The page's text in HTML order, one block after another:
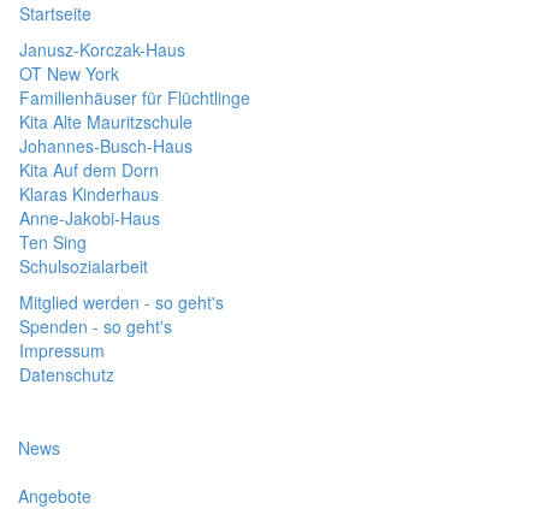
Startseite
Janusz-Korczak-Haus
OT New York
Familienhäuser für Flüchtlinge
Kita Alte Mauritzschule
Johannes-Busch-Haus
Kita Auf dem Dorn
Klaras Kinderhaus
Anne-Jakobi-Haus
Ten Sing
Schulsozialarbeit
Mitglied werden - so geht's
Spenden - so geht's
Impressum
Datenschutz
News
Angebote